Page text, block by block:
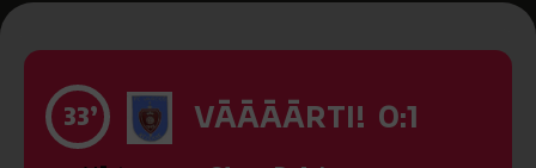
33’ VĀĀĀĀRTI! 0:1